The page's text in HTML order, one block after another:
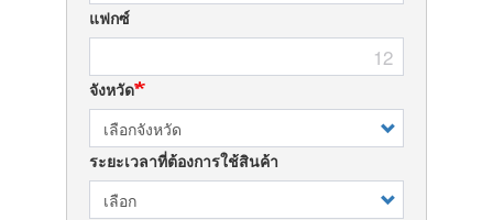
แฟกซ์
12
จังหวัด
ระยะเวลาที่ต้องการใช้สินค้า